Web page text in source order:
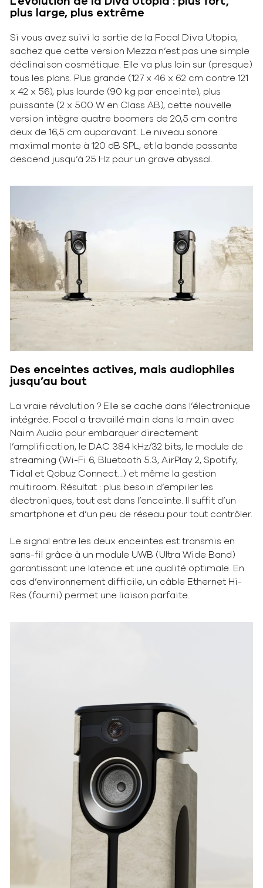
plus large, plus extrême
Si vous avez suivi la sortie de la Focal Diva Utopia,
sachez que cette version Mezza n’est pas une simple
déclinaison cosmétique. Elle va plus loin sur (presque)
tous les plans. Plus grande (127 x 46 x 62 cm contre 121
x 42 x 56), plus lourde (90 kg par enceinte), plus
puissante (2 x 500 W en Class AB), cette nouvelle
version intègre quatre boomers de 20,5 cm contre
deux de 16,5 cm auparavant. Le niveau sonore
maximal monte à 120 dB SPL, et la bande passante
descend jusqu’à 25 Hz pour un grave abyssal.
Des enceintes actives, mais audiophiles
jusqu’au bout
La vraie révolution ? Elle se cache dans l’électronique
intégrée. Focal a travaillé main dans la main avec
Naim Audio pour embarquer directement
l’amplification, le DAC 384 kHz/32 bits, le module de
streaming (Wi-Fi 6, Bluetooth 5.3, AirPlay 2, Spotify,
Tidal et Qobuz Connect…) et même la gestion
multiroom. Résultat : plus besoin d’empiler les
électroniques, tout est dans l’enceinte. Il suffit d’un
smartphone et d’un peu de réseau pour tout contrôler.
Le signal entre les deux enceintes est transmis en
sans-fil grâce à un module UWB (Ultra Wide Band)
garantissant une latence et une qualité optimale. En
cas d’environnement difficile, un câble Ethernet Hi-
Res (fourni) permet une liaison parfaite.